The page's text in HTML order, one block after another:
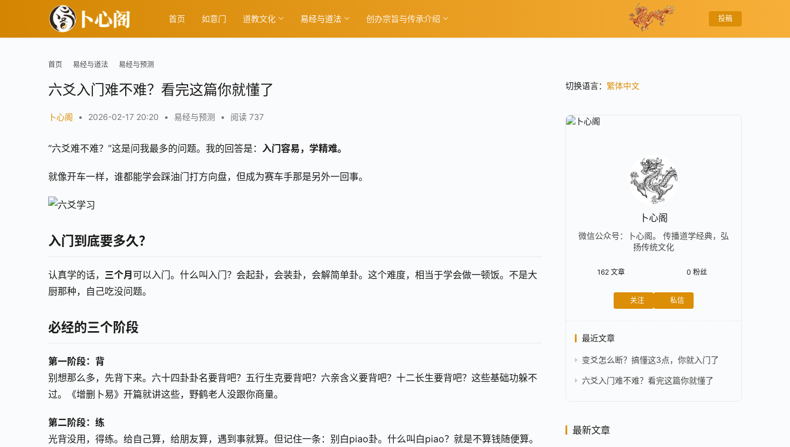
首页 如意门 道教文化 易经与道法 创办宗旨与传承介绍 投稿
首页 易经与道法 易经与预测
六爻入门难不难？看完这篇你就懂了
卜心阁 • 2026-02-17 20:20 • 易经与预测 • 阅读 737
“六爻难不难？”这是问我最多的问题。我的回答是： 入门容易，学精难。
就像开车一样，谁都能学会踩油门打方向盘，但成为赛车手那是另外一回事。
入门到底要多久？
认真学的话， 三个月 可以入门。什么叫入门？会起卦，会装卦，会解简单卦。这个难度，相当于学会做一顿饭。不是大
厨那种，自己吃没问题。
必经的三个阶段
第一阶段：背
别想那么多，先背下来。六十四卦卦名要背吧？五行生克要背吧？六亲含义要背吧？十二长生要背吧？这些基础功躲不
过。《增删卜易》开篇就讲这些，野鹤老人没跟你商量。
第二阶段：练
光背没用，得练。给自己算，给朋友算，遇到事就算。但记住一条：别白piao卦。什么叫白piao？就是不算钱随便算。
切换语言： 繁体中文
卜心阁
微信公众号：卜心阁。 传播道学经典，弘
扬传统文化
162 文章 0 粉丝
关注 私信
最近文章
变爻怎么断？搞懂这3点，你就入门了
六爻入门难不难？看完这篇你就懂了
最新文章